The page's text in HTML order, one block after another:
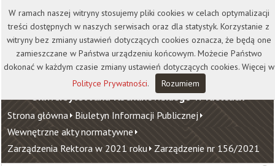
Kontakt Biblioteka
Wydawnictwo
Wirtualna Uczelnia
Uniwersytet Jana Kochanowskiego w Kielcach
Strona główna Biuletyn Informacji Publicznej
Wewnętrzne akty normatywne
Zarządzenia Rektora w 2021 roku Zarządzenie nr 156/2021
W ramach naszej witryny stosujemy pliki cookies w celach optymalizacji
treści dostępnych w naszych serwisach oraz dla statystyk. Korzystanie z
witryny bez zmiany ustawień dotyczących cookies oznacza, że będą one
zamieszczane w Państwa urządzeniu końcowym. Możecie Państwo
dokonać w każdym czasie zmiany ustawień dotyczących cookies. Więcej w
Polityce Prywatności. Rozumiem